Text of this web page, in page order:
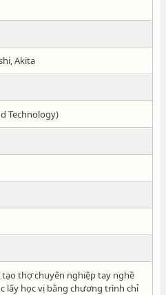
Akita
Technology)
thợ chuyên nghiệp tay nghề
lấy học vị bằng chương trình chỉ